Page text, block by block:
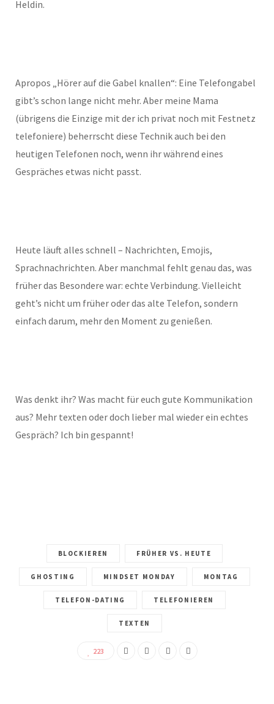
Heldin.
Apropos „Hörer auf die Gabel knallen“: Eine Telefongabel
gibt’s schon lange nicht mehr. Aber meine Mama
(übrigens die Einzige mit der ich privat noch mit Festnetz
telefoniere) beherrscht diese Technik auch bei den
heutigen Telefonen noch, wenn ihr während eines
Gespräches etwas nicht passt.
Heute läuft alles schnell – Nachrichten, Emojis,
Sprachnachrichten. Aber manchmal fehlt genau das, was
früher das Besondere war: echte Verbindung. Vielleicht
geht’s nicht um früher oder das alte Telefon, sondern
einfach darum, mehr den Moment zu genießen.
Was denkt ihr? Was macht für euch gute Kommunikation
aus? Mehr texten oder doch lieber mal wieder ein echtes
Gespräch? Ich bin gespannt!
BLOCKIEREN FRÜHER VS. HEUTE
GHOSTING MINDSET MONDAY MONTAG
TELEFON-DATING TELEFONIEREN
TEXTEN
223